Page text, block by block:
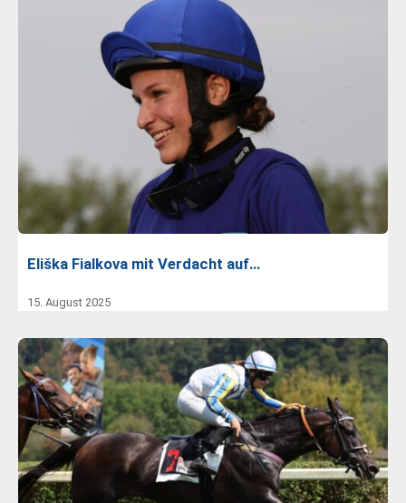
Eliška Fialkova mit Verdacht auf…
15. August 2025